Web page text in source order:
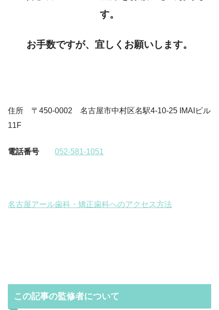
す。
お手数ですが、宜しくお願いします。
住所 〒450-0002 名古屋市中村区名駅4-10-25 IMAIビル
11F
電話番号 052-581-1051
名古屋アール歯科・矯正歯科へのアクセス方法
この記事の監修者について